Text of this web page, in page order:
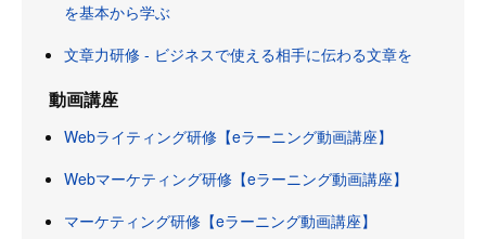
を基本から学ぶ
文章力研修 - ビジネスで使える相手に伝わる文章を
動画講座
Webライティング研修【eラーニング動画講座】
Webマーケティング研修【eラーニング動画講座】
マーケティング研修【eラーニング動画講座】